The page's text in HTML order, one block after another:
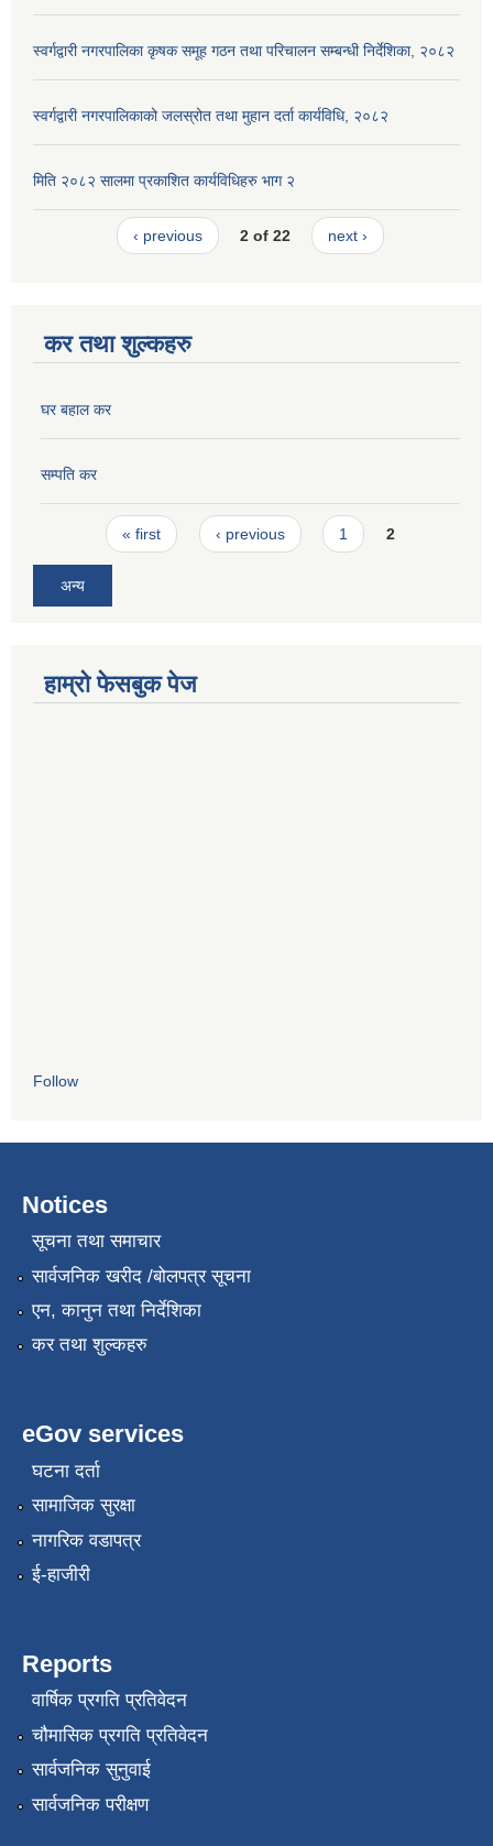
स्वर्गद्वारी नगरपालिका कृषक समूह गठन तथा परिचालन सम्बन्धी निर्देशिका, २०८२
स्वर्गद्वारी नगरपालिकाको जलस्रोत तथा मुहान दर्ता कार्यविधि, २०८२
मिति २०८२ सालमा प्रकाशित कार्यविधिहरु भाग २
‹ previous 2 of 22 next ›
कर तथा शुल्कहरु
घर बहाल कर
सम्पति कर
Pages« first ‹ previous 1 2
अन्य
हाम्रो फेसबुक पेज
Follow
Notices
सूचना तथा समाचार
सार्वजनिक खरीद /बोलपत्र सूचना
एन, कानुन तथा निर्देशिका
कर तथा शुल्कहरु
eGov services
घटना दर्ता
सामाजिक सुरक्षा
नागरिक वडापत्र
ई-हाजीरी
Reports
वार्षिक प्रगति प्रतिवेदन
चौमासिक प्रगति प्रतिवेदन
सार्वजनिक सुनुवाई
सार्वजनिक परीक्षण